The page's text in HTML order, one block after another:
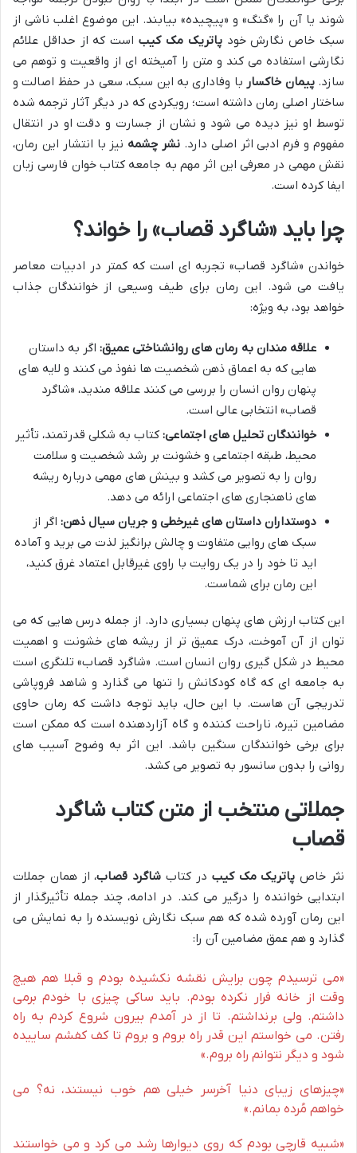
شوند یا آن را «گنگ» و «پیچیده» بیابند. این موضوع اغلب ناشی از
سبک خاص نگارش خودپاتریک مک کیباست که از حداقل علائم
نگارشی استفاده می کند و متن را آمیخته ای از واقعیت و توهم می
سازد.پیمان خاکسار با وفاداری به این سبک، سعی در حفظ اصالت و
ساختار اصلی رمان داشته است؛ رویکردی که در دیگر آثار ترجمه شده
توسط او نیز دیده می شود و نشان از جسارت و دقت او در انتقال
مفهوم و فرم ادبی اثر اصلی دارد. نشر چشمه نیز با انتشار این رمان،
نقش مهمی در معرفی این اثر مهم به جامعه کتاب خوان فارسی زبان
ایفا کرده است.
چرا باید «شاگرد قصاب» را خواند؟
خواندن «شاگرد قصاب» تجربه ای است که کمتر در ادبیات معاصر
یافت می شود. این رمان برای طیف وسیعی از خوانندگان جذاب
خواهد بود، به ویژه:
علاقه مندان به رمان های روانشناختی عمیق: اگر به داستان
هایی که به اعماق ذهن شخصیت ها نفوذ می کنند و لایه های
پنهان روان انسان را بررسی می کنند علاقه مندید، «شاگرد
قصاب» انتخابی عالی است.
خوانندگان تحلیل های اجتماعی: کتاب به شکلی قدرتمند، تأثیر
محیط، طبقه اجتماعی و خشونت بر رشد شخصیت و سلامت
روان را به تصویر می کشد و بینش های مهمی درباره ریشه
های ناهنجاری های اجتماعی ارائه می دهد.
دوستداران داستان های غیرخطی و جریان سیال ذهن: اگر از
سبک های روایی متفاوت و چالش برانگیز لذت می برید و آماده
اید تا خود را در یک روایت با راوی غیرقابل اعتماد غرق کنید،
این رمان برای شماست.
این کتاب ارزش های پنهان بسیاری دارد. از جمله درس هایی که می
توان از آن آموخت، درک عمیق تر از ریشه های خشونت و اهمیت
محیط در شکل گیری روان انسان است. «شاگرد قصاب» تلنگری است
به جامعه ای که گاه کودکانش را تنها می گذارد و شاهد فروپاشی
تدریجی آن هاست. با این حال، باید توجه داشت که رمان حاوی
مضامین تیره، ناراحت کننده و گاه آزاردهنده است که ممکن است
برای برخی خوانندگان سنگین باشد. این اثر به وضوح آسیب های
روانی را بدون سانسور به تصویر می کشد.
جملاتی منتخب از متن کتاب شاگرد
قصاب
نثر خاص پاتریک مک کیب در کتاب شاگرد قصاب، از همان جملات
ابتدایی خواننده را درگیر می کند. در ادامه، چند جمله تأثیرگذار از
این رمان آورده شده که هم سبک نگارش نویسنده را به نمایش می
گذارد و هم عمق مضامین آن را:
«می ترسیدم چون برایش نقشه نکشیده بودم و قبلا هم هیچ
وقت از خانه فرار نکرده بودم. باید ساکی چیزی با خودم برمی
داشتم. ولی برنداشتم. تا از در آمدم بیرون شروع کردم به راه
رفتن. می خواستم این قدر راه بروم و بروم تا کف کفشم ساییده
شود و دیگر نتوانم راه بروم.»
«چیزهای زیبای دنیا آخرسر خیلی هم خوب نیستند، نه؟ می
خواهم مُرده بمانم.»
«شبیه قارچی بودم که روی دیوارها رشد می کرد و می خواستند